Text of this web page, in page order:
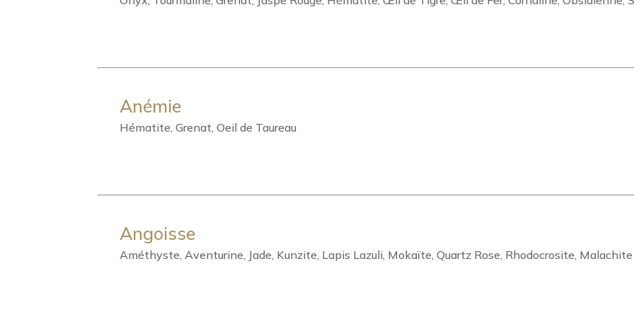
Anémie
Hématite, Grenat, Oeil de Taureau
Angoisse
Améthyste, Aventurine, Jade, Kunzite, Lapis Lazuli, Mokaïte, Quartz Rose, Rhodocrosite, Malachite